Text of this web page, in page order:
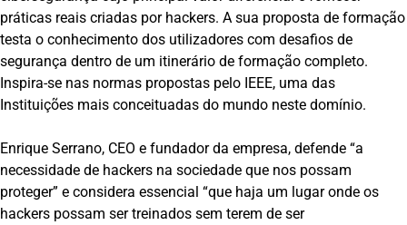
práticas reais criadas por hackers. A sua proposta de formação
testa o conhecimento dos utilizadores com desafios de
segurança dentro de um itinerário de formação completo.
Inspira-se nas normas propostas pelo IEEE, uma das
Instituições mais conceituadas do mundo neste domínio.
Enrique Serrano, CEO e fundador da empresa, defende “a
necessidade de hackers na sociedade que nos possam
proteger” e considera essencial “que haja um lugar onde os
hackers possam ser treinados sem terem de ser